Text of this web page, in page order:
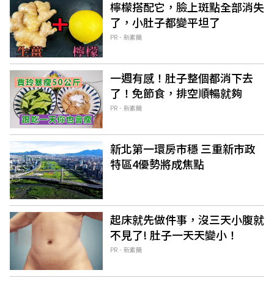
檸檬搭配它，臉上斑點全部消失
了，小肚子都變平坦了
PR．新素簡
一週有感！肚子整個都消下去
了！免節食，排空順暢就夠
PR．新素簡
新北第一環房市穩 三重新市政
特區4優勢將成焦點
起床就先做件事，沒三天小腹就
不見了! 肚子一天天變小！
PR．新素簡